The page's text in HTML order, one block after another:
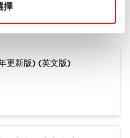
擇
準
更新版) (英文版)